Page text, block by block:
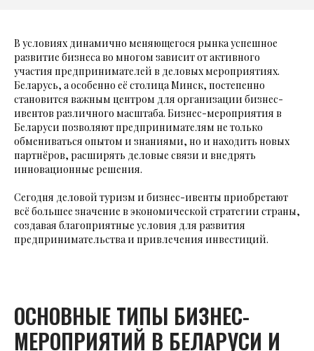
В условиях динамично меняющегося рынка успешное
развитие бизнеса во многом зависит от активного
участия предпринимателей в деловых мероприятиях.
Беларусь, а особенно её столица Минск, постепенно
становится важным центром для организации бизнес-
ивентов различного масштаба. Бизнес-мероприятия в
Беларуси позволяют предпринимателям не только
обмениваться опытом и знаниями, но и находить новых
партнёров, расширять деловые связи и внедрять
инновационные решения.
Сегодня деловой туризм и бизнес-ивенты приобретают
всё большее значение в экономической стратегии страны,
создавая благоприятные условия для развития
предпринимательства и привлечения инвестиций.
ОСНОВНЫЕ ТИПЫ БИЗНЕС-
МЕРОПРИЯТИЙ В БЕЛАРУСИ И